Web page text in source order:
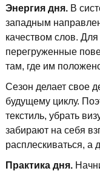
Энергия дня. В
западным
качеством слов.
перегруженные
там, где им
Сезон делает свое
будущему циклу.
текстиль, убрать
забирают на себя
расплескиваться, а
Практика дня.